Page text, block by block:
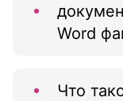
Word
Что